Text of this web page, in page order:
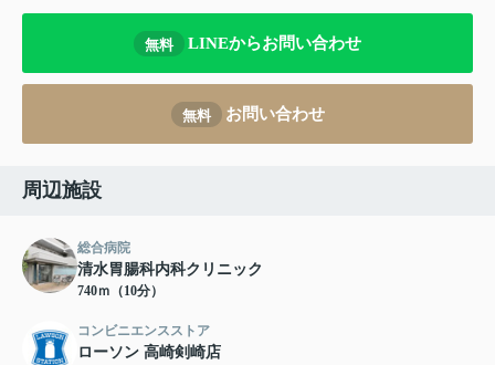
無料 LINEからお問い合わせ
無料 お問い合わせ
周辺施設
総合病院
清水胃腸科内科クリニック
740ｍ（10分）
コンビニエンスストア
ローソン 高崎剣崎店